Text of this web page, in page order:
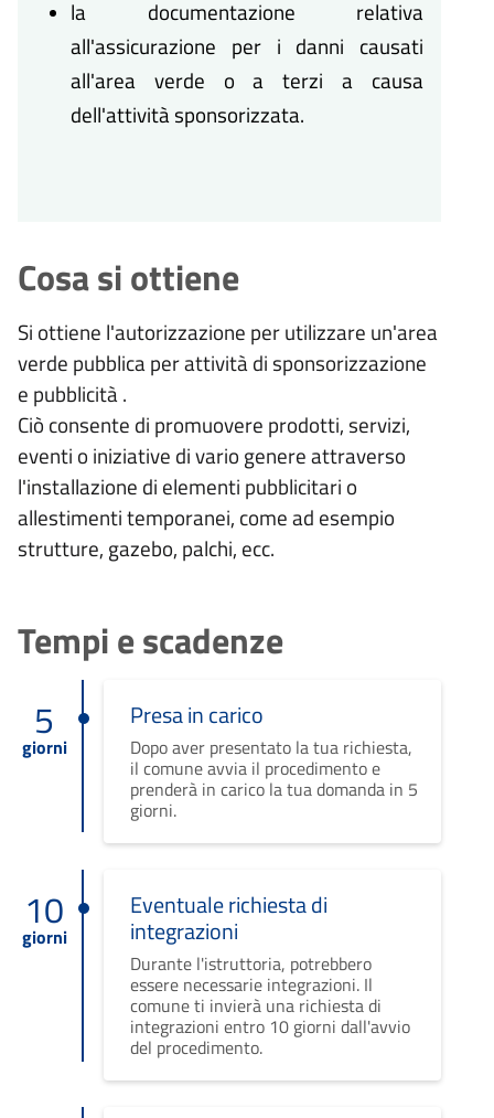
la documentazione relativa
all'assicurazione per i danni causati
all'area verde o a terzi a causa
dell'attività sponsorizzata.
Cosa si ottiene
Si ottiene l'autorizzazione per utilizzare un'area
verde pubblica per attività di sponsorizzazione
e pubblicità .
Ciò consente di promuovere prodotti, servizi,
eventi o iniziative di vario genere attraverso
l'installazione di elementi pubblicitari o
allestimenti temporanei, come ad esempio
strutture, gazebo, palchi, ecc.
Tempi e scadenze
5
giorni
Presa in carico
Dopo aver presentato la tua richiesta,
il comune avvia il procedimento e
prenderà in carico la tua domanda in 5
giorni.
10
giorni
Eventuale richiesta di
integrazioni
Durante l'istruttoria, potrebbero
essere necessarie integrazioni. Il
comune ti invierà una richiesta di
integrazioni entro 10 giorni dall'avvio
del procedimento.